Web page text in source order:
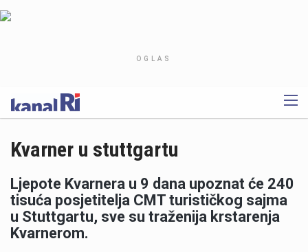
OGLAS
Kvarner u stuttgartu
Ljepote Kvarnera u 9 dana upoznat će 240
tisuća posjetitelja CMT turističkog sajma
u Stuttgartu, sve su traženija krstarenja
Kvarnerom.